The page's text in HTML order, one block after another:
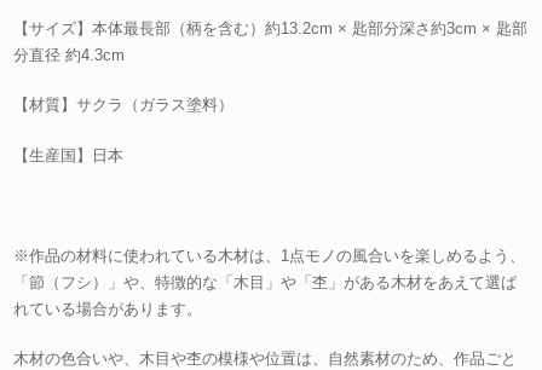
【サイズ】本体最長部（柄を含む）約13.2cm × 匙部分深さ約3cm × 匙部
分直径 約4.3cm
【材質】サクラ（ガラス塗料）
【生産国】日本
※作品の材料に使われている木材は、1点モノの風合いを楽しめるよう、
「節（フシ）」や、特徴的な「木目」や「杢」がある木材をあえて選ば
れている場合があります。
木材の色合いや、木目や杢の模様や位置は、自然素材のため、作品ごと